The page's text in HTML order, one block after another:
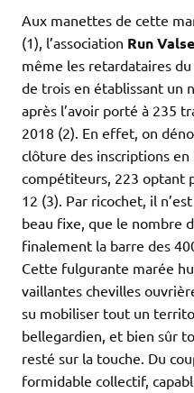
Aux manettes de cette
(1), l’association Run
même les retardataires
de trois en établissant un
après l’avoir porté à 235
2018 (2). En effet, on
clôture des inscriptions
compétiteurs, 223 optant
12 (3). Par ricochet, il
beau fixe, que le nombre
finalement la barre des
Cette fulgurante marée
vaillantes chevilles
su mobiliser tout un
bellegardien, et bien sûr
resté sur la touche. Du
formidable collectif,